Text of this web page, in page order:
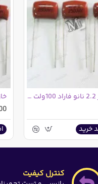
خازن پلی استر 2.2 نانو فاراد 100ولت | 2.2nF 100V
خرید
کنترل کیفیت